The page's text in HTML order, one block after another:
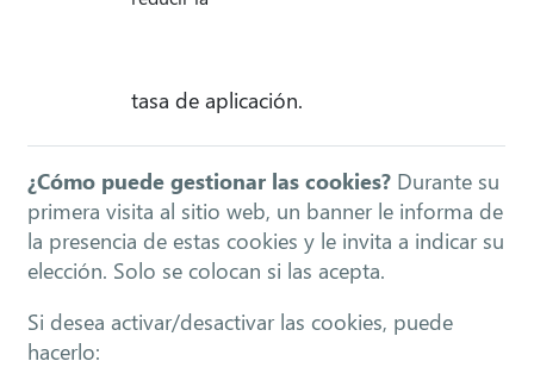
tasa de aplicación.
¿Cómo puede gestionar las cookies? Durante su
primera visita al sitio web, un banner le informa de
la presencia de estas cookies y le invita a indicar su
elección. Solo se colocan si las acepta.
Si desea activar/desactivar las cookies, puede
hacerlo: